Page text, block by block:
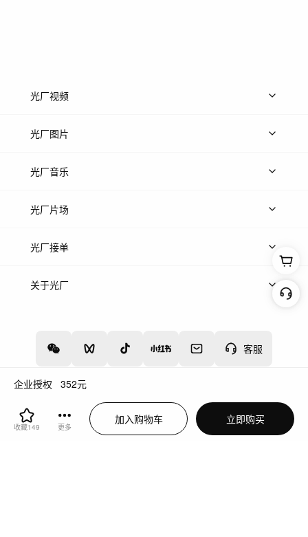
企业授权 352元
收藏149 更多
加入购物车 立即购买
客服
光厂视频
上传视频
光厂图片
上传图片
光厂音乐
热门音乐
光厂片场
上传案例
光厂接单
上架服务
关于光厂
增值电信业务经营许可证：川B2-20160192
蜀ICP备12020238号-4
川公网安备51019002000262 违法和不良信息举报中心